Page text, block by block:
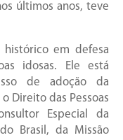
últimos anos, teve
em defesa
idosas. Ele está
de adoção da
Direito das Pessoas
Especial da
Brasil, da Missão